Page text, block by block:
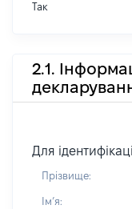
Так
2.1.
Для
Прізвище:
Імʼя: